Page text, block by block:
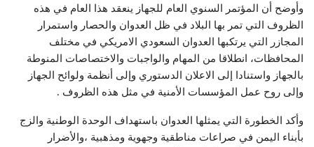
وأوضح أن المؤتمر السنوي العام للجهاز ينعقد هذا العام في هذه
الظروف التي تمر بها البلاد في ظل العدوان والحصار واستمرار
المجازر التي يرتكبها العدوان السعودي الامريكي في مختلف
المحافظات، انطلاقا من المهام والواجبات والاختصاصات المنوطة
بالجهاز واستنادا إلى الاعلان الدستوري وإلى أنظمة ولوائح الجهاز
وإلى روح عمل المؤسسات الأمنية في مثل هذه الظروف .
وأكد الخطورة التي يمثلها العدوان باستهداف الوحدة الوطنية والزج
بأبناء اليمن في صراعات مناطقية وجهوية ومذهبية ،والأضرار